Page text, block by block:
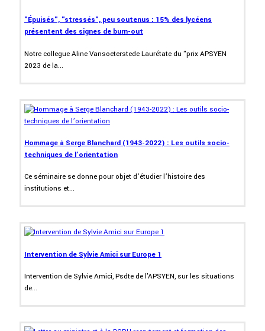
"Épuisés", "stressés", peu soutenus : 15% des lycéens
présentent des signes de burn-out
Notre collegue Aline Vansoeterstede Laurétate du "prix APSYEN
2023 de la...
Hommage à Serge Blanchard (1943-2022) : Les outils socio-
techniques de l’orientation
Ce séminaire se donne pour objet d’étudier l’histoire des
institutions et...
Intervention de Sylvie Amici sur Europe 1
Intervention de Sylvie Amici, Psdte de l'APSYEN, sur les situations
de...